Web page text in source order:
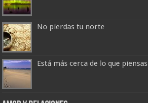
No pierdas tu norte
Está más cerca de lo que piensas